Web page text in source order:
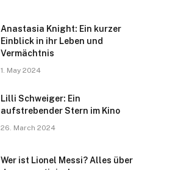
Anastasia Knight: Ein kurzer
Einblick in ihr Leben und
Vermächtnis
1. May 2024
Lilli Schweiger: Ein
aufstrebender Stern im Kino
26. March 2024
Wer ist Lionel Messi? Alles über